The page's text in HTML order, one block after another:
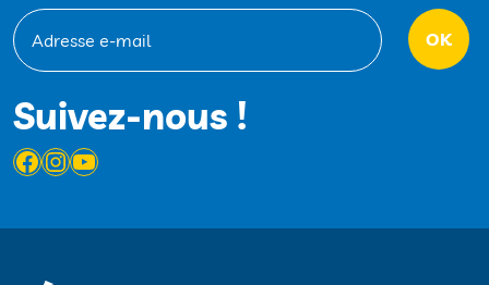
Suivez-nous !
Facebook
Instagram
YouTube